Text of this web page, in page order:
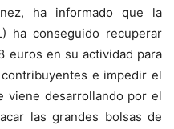
ha informado que la
ha conseguido recuperar
euros en su actividad para
e impedir el
viene desarrollando por el
las grandes bolsas de